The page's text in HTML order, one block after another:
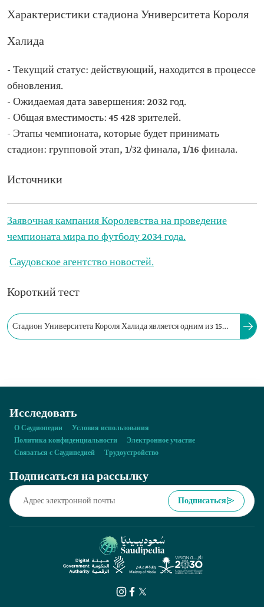
Характеристики стадиона Университета Короля
Халида
- Текущий статус: действующий, находится в процессе
обновления.
- Ожидаемая дата завершения: 2032 год.
- Общая вместимость: 45 428 зрителей.
- Этапы чемпионата, которые будет принимать
стадион: групповой этап, 1/32 финала, 1/16 финала.
Источники
Заявочная кампания Королевства на проведение
чемпионата мира по футболу 2034 года.
Саудовское агентство новостей.
Короткий тест
Стадион Университета Короля Халида является одним из 15
Исследовать
О Саудиопедии
Условия использования
Политика конфиденциальности
Электронное участие
Связаться с Саудипедией
Трудоустройство
Подписаться на рассылку
Подписаться